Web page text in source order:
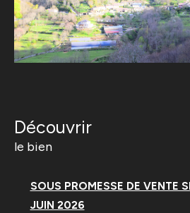
découvrir
le bien
SOUS PROMESSE DE VENTE
JUIN 2026